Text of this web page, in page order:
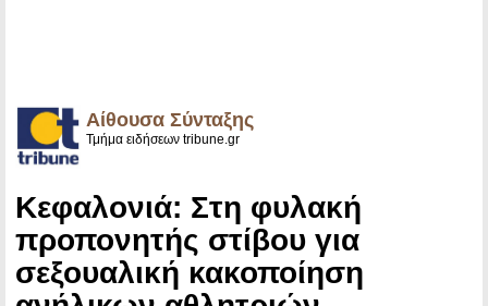
Αίθουσα Σύνταξης
Τμήμα ειδήσεων tribune.gr
Κεφαλονιά: Στη φυλακή
προπονητής στίβου για
σεξουαλική κακοποίηση